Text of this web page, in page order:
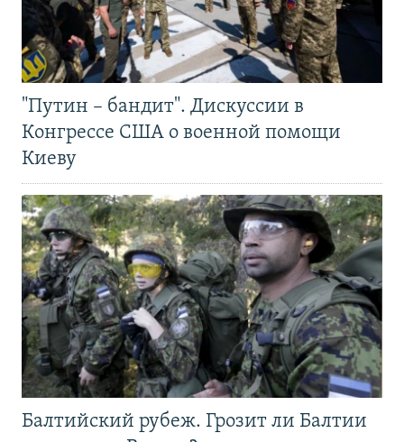
"Путин – бандит". Дискуссии в
Конгрессе США о военной помощи
Киеву
Балтийский рубеж. Грозит ли Балтии